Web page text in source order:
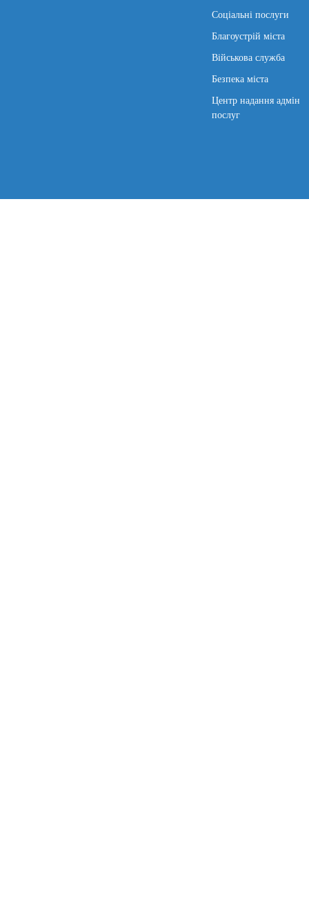
Соціальні послуги
Благоустрій міста
Військова служба
Безпека міста
Центр надання адмін
послуг